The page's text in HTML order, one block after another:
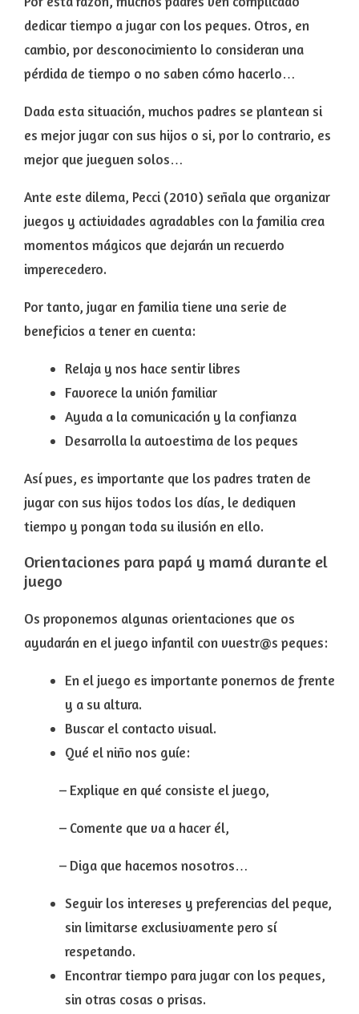
dedicar tiempo a jugar con los peques. Otros, en
cambio, por desconocimiento lo consideran una
pérdida de tiempo o no saben cómo hacerlo…
Dada esta situación, muchos padres se plantean si
es mejor jugar con sus hijos o si, por lo contrario, es
mejor que jueguen solos…
Ante este dilema, Pecci (2010) señala que organizar
juegos y actividades agradables con la familia crea
momentos mágicos que dejarán un recuerdo
imperecedero.
Por tanto, jugar en familia tiene una serie de
beneficios a tener en cuenta:
Relaja y nos hace sentir libres
Favorece la unión familiar
Ayuda a la comunicación y la confianza
Desarrolla la autoestima de los peques
Así pues, es importante que los padres traten de
jugar con sus hijos todos los días, le dediquen
tiempo y pongan toda su ilusión en ello.
Orientaciones para papá y mamá durante el
juego
Os proponemos algunas orientaciones que os
ayudarán en el juego infantil con vuestr@s peques:
En el juego es importante ponernos de frente
y a su altura.
Buscar el contacto visual.
Qué el niño nos guíe:
– Explique en qué consiste el juego,
– Comente que va a hacer él,
– Diga que hacemos nosotros…
Seguir los intereses y preferencias del peque,
sin limitarse exclusivamente pero sí
respetando.
Encontrar tiempo para jugar con los peques,
sin otras cosas o prisas.